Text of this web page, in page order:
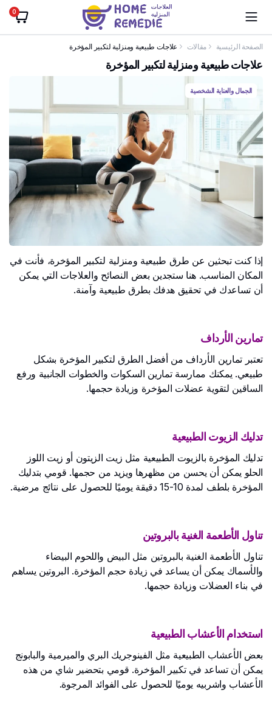
0
الصفحة الرئيسية مقالات علاجات طبيعية ومنزلية لتكبير المؤخرة
علاجات طبيعية ومنزلية لتكبير المؤخرة
الجمال والعناية الشخصية
إذا كنت تبحثين عن طرق طبيعية ومنزلية لتكبير المؤخرة، فأنت في
المكان المناسب. هنا ستجدين بعض النصائح والعلاجات التي يمكن
أن تساعدك في تحقيق هدفك بطرق طبيعية وآمنة.
تمارين الأرداف
تعتبر تمارين الأرداف من أفضل الطرق لتكبير المؤخرة بشكل
طبيعي. يمكنك ممارسة تمارين السكوات والخطوات الجانبية ورفع
الساقين لتقوية عضلات المؤخرة وزيادة حجمها.
تدليك الزيوت الطبيعية
تدليك المؤخرة بالزيوت الطبيعية مثل زيت الزيتون أو زيت اللوز
الحلو يمكن أن يحسن من مظهرها ويزيد من حجمها. قومي بتدليك
المؤخرة بلطف لمدة 10-15 دقيقة يوميًا للحصول على نتائج مرضية.
تناول الأطعمة الغنية بالبروتين
تناول الأطعمة الغنية بالبروتين مثل البيض واللحوم البيضاء
والأسماك يمكن أن يساعد في زيادة حجم المؤخرة. البروتين يساهم
في بناء العضلات وزيادة حجمها.
استخدام الأعشاب الطبيعية
بعض الأعشاب الطبيعية مثل الفينوجريك البري والميرمية والبابونج
يمكن أن تساعد في تكبير المؤخرة. قومي بتحضير شاي من هذه
الأعشاب واشربيه يوميًا للحصول على الفوائد المرجوة.